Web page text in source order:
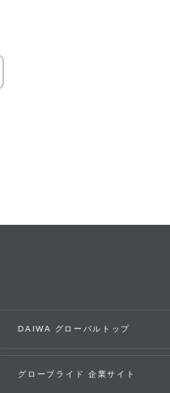
DAIWA グローバルトップ
グローブライド 企業サイト